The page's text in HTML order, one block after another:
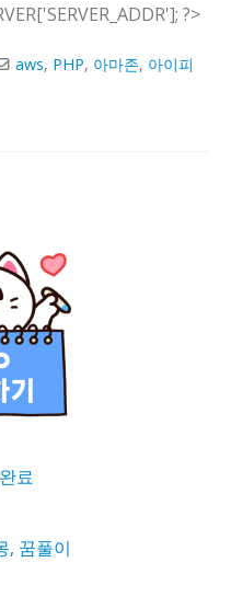
?>
aws, PHP, 아마존, 아이피
료
, 꿈풀이